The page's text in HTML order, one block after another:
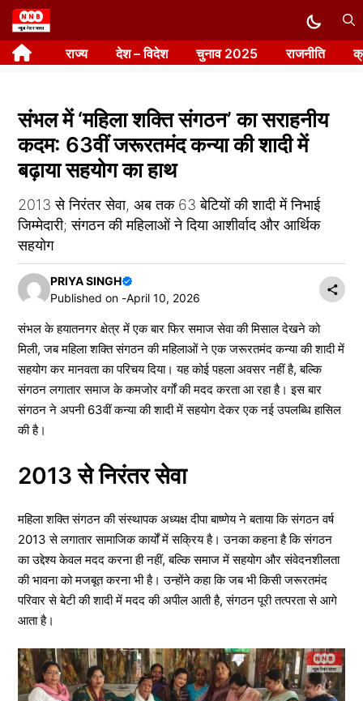
Skip
to
content राज्य देश – विदेश चुनाव 2025 राजनीति
संभल में ‘महिला शक्ति संगठन’ का सराहनीय
कदम: 63वीं जरूरतमंद कन्या की शादी में
बढ़ाया सहयोग का हाथ
2013 से निरंतर सेवा, अब तक 63 बेटियों की शादी में निभाई
जिम्मेदारी; संगठन की महिलाओं ने दिया आशीर्वाद और आर्थिक
सहयोग
PRIYA SINGH
Published on -April 10, 2026
संभल के हयातनगर क्षेत्र में एक बार फिर समाज सेवा की मिसाल देखने को
मिली, जब महिला शक्ति संगठन की महिलाओं ने एक जरूरतमंद कन्या की शादी में
सहयोग कर मानवता का परिचय दिया। यह कोई पहला अवसर नहीं है, बल्कि
संगठन लगातार समाज के कमजोर वर्गों की मदद करता आ रहा है। इस बार
संगठन ने अपनी 63वीं कन्या की शादी में सहयोग देकर एक नई उपलब्धि हासिल
की है।
2013 से निरंतर सेवा
महिला शक्ति संगठन की संस्थापक अध्यक्ष दीपा बाष्णेय ने बताया कि संगठन वर्ष
2013 से लगातार सामाजिक कार्यों में सक्रिय है। उनका कहना है कि संगठन
का उद्देश्य केवल मदद करना ही नहीं, बल्कि समाज में सहयोग और संवेदनशीलता
की भावना को मजबूत करना भी है। उन्होंने कहा कि जब भी किसी जरूरतमंद
परिवार से बेटी की शादी में मदद की अपील आती है, संगठन पूरी तत्परता से आगे
आता है।